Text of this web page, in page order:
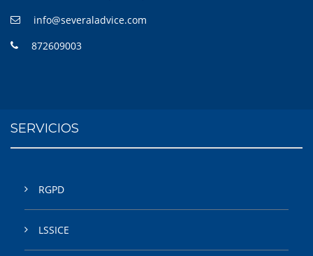
info@severaladvice.com
872609003
SERVICIOS
RGPD
LSSICE